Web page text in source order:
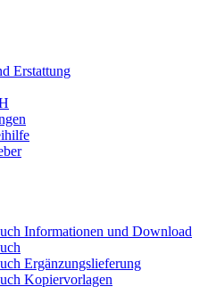
Erstattung
Informationen und Download
Ergänzungslieferung
Kopiervorlagen